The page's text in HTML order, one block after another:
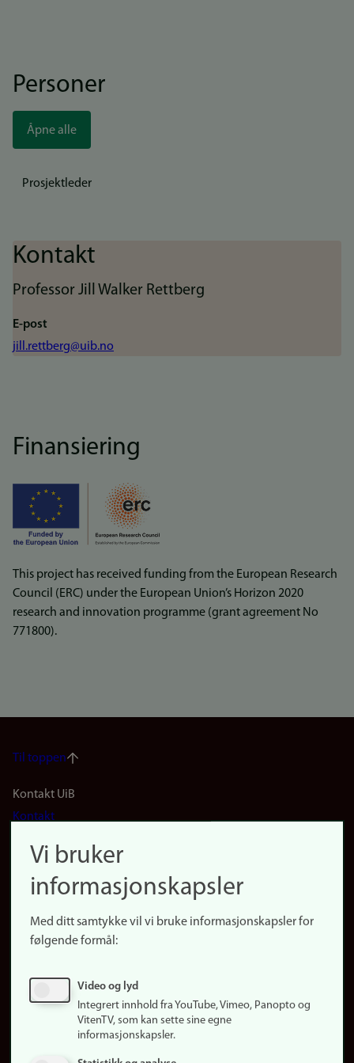
Personer
Åpne alle
Prosjektleder
Kontakt
Professor Jill Walker Rettberg
E-post
jill.rettberg@uib.no
Finansiering
This project has received funding from the European Research
Council (ERC) under the European Union’s Horizon 2020
research and innovation programme (grant agreement No
771800).
Til toppen
Footer
(no)
Kontakt UiB
Kontakt
Finn forsker
Presse
Finn studier
Ledige stillinger
Vi bruker
informasjonskapsler
Med ditt samtykke vil vi bruke informasjonskapsler for
følgende formål:
Video og lyd
Integrert innhold fra YouTube, Vimeo, Panopto og
VitenTV, som kan sette sine egne
informasjonskapsler.